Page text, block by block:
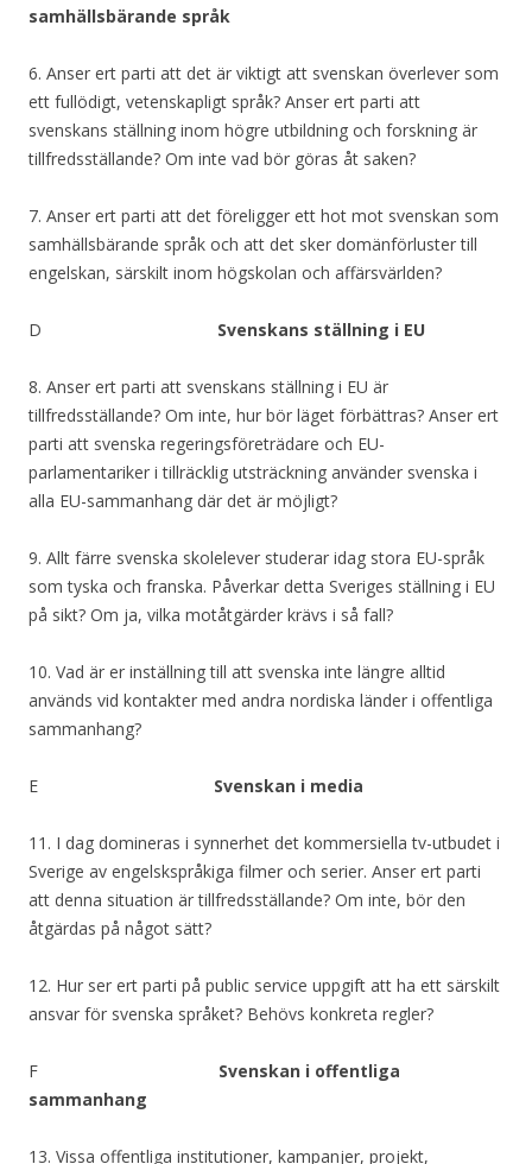
samhällsbärande språk
6. Anser ert parti att det är viktigt att svenskan överlever som
ett fullödigt, vetenskapligt språk? Anser ert parti att
svenskans ställning inom högre utbildning och forskning är
tillfredsställande? Om inte vad bör göras åt saken?
7. Anser ert parti att det föreligger ett hot mot svenskan som
samhällsbärande språk och att det sker domänförluster till
engelskan, särskilt inom högskolan och affärsvärlden?
D Svenskans ställning i EU
8. Anser ert parti att svenskans ställning i EU är
tillfredsställande? Om inte, hur bör läget förbättras? Anser ert
parti att svenska regeringsföreträdare och EU-
parlamentariker i tillräcklig utsträckning använder svenska i
alla EU-sammanhang där det är möjligt?
9. Allt färre svenska skolelever studerar idag stora EU-språk
som tyska och franska. Påverkar detta Sveriges ställning i EU
på sikt? Om ja, vilka motåtgärder krävs i så fall?
10. Vad är er inställning till att svenska inte längre alltid
används vid kontakter med andra nordiska länder i offentliga
sammanhang?
E Svenskan i media
11. I dag domineras i synnerhet det kommersiella tv-utbudet i
Sverige av engelskspråkiga filmer och serier. Anser ert parti
att denna situation är tillfredsställande? Om inte, bör den
åtgärdas på något sätt?
12. Hur ser ert parti på public service uppgift att ha ett särskilt
ansvar för svenska språket? Behövs konkreta regler?
F Svenskan i offentliga
sammanhang
13. Vissa offentliga institutioner, kampanjer, projekt,